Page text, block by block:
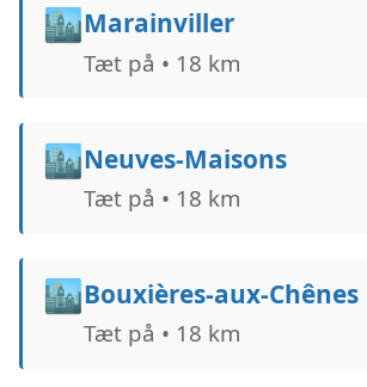
🏙️Marainviller
Tæt på • 18 km
🏙️Neuves-Maisons
Tæt på • 18 km
🏙️Bouxières-aux-Chênes
Tæt på • 18 km